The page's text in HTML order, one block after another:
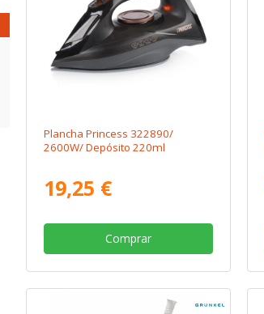
Plancha Princess 322890/
2600W/ Depósito 220ml
19,25 €
Comprar